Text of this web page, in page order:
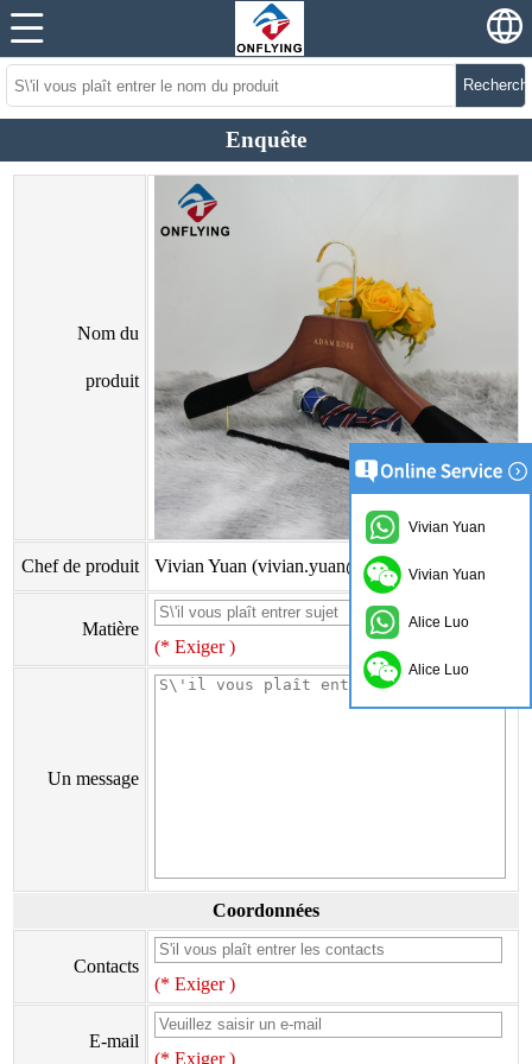
Enquête
Nom du
produit
Chef de produit Vivian Yuan (vivian.yuan@onflyingcn.com)
Matière
(* Exiger )
Un message
Coordonnées
Contacts
(* Exiger )
E-mail
(* Exiger )
Vivian Yuan
Vivian Yuan
Alice Luo
Alice Luo